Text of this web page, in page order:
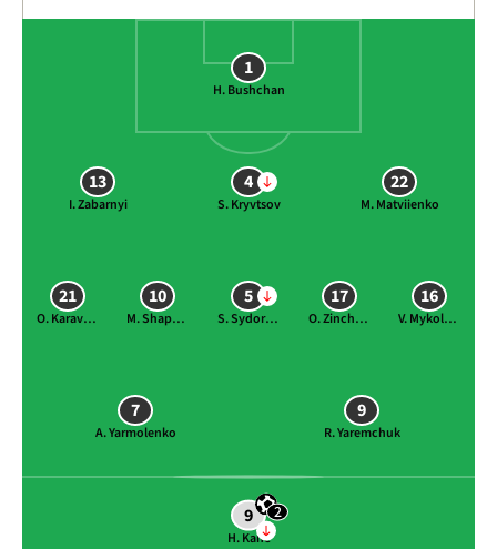
1
H. Bushchan
13
I. Zabarnyi
4
S. Kryvtsov
22
M. Matviienko
21
O. Karavaiev
10
M. Shaparenko
5
S. Sydorchuk
17
O. Zinchenko
16
V. Mykolenko
7
A. Yarmolenko
9
R. Yaremchuk
9 2
H. Kane